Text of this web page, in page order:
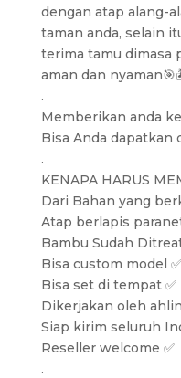
dengan atap alang-
taman anda, selain
terima tamu dimasa
aman dan
.
Memberikan anda
Bisa Anda dapatkan
.
KENAPA HARUS
Dari Bahan yang
Atap berlapis
Bambu Sudah
Bisa custom model ✅
Bisa set di tempat ✅
Dikerjakan oleh
Siap kirim seluruh
Reseller welcome ✅
.